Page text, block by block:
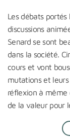
Les débats portés
discussions
Senard se sont
dans la société.
cours et vont
mutations et
réflexion à même
de la valeur pour